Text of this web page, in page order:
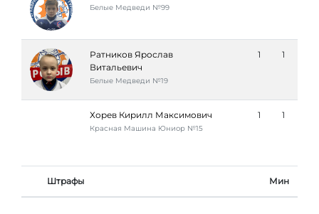
Белые Медведи №99
Ратников Ярослав
Витальевич
Белые Медведи №19
1 1
Хорев Кирилл Максимович
Красная Машина Юниор №15
1 1
Штрафы Мин